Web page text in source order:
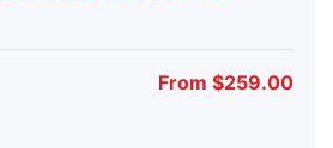
From $259.00